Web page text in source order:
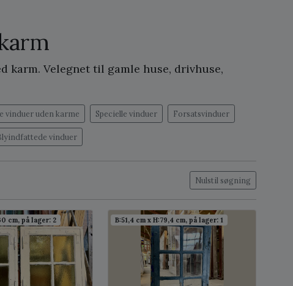
karm. Velegnet til gamle huse, drivhuse,
vinduer uden karme Specielle vinduer Forsatsvinduer
vinduer
Nulstil søgning
cm, på lager: 2 B:51,4 cm x H:79,4 cm, på lager: 1